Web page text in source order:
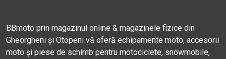
BBmoto prin magazinul online & magazinele fizice din
Gheorgheni și Otopeni vă oferă echipamente moto, accesorii
moto și piese de schimb pentru motociclete, snowmobile,